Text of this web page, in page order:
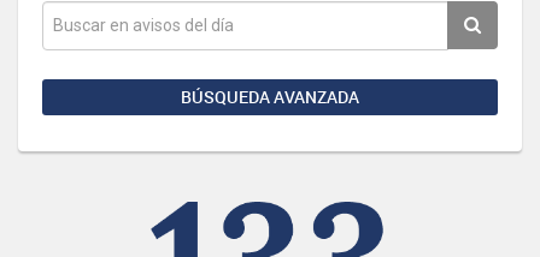
BÚSQUEDA AVANZADA